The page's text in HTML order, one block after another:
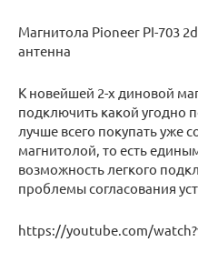
Магнитола Pioneer PI-703
антенна
К новейшей 2-х диновой
подключить какой угодно
лучше всего покупать уже
магнитолой, то есть
возможность легкого
проблемы согласования
https://youtube.com/